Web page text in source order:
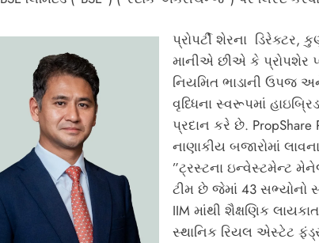
પ્રોપર્ટી શેરના
માનીએ છીએ કે પ્રોપશેર
નિયમિત ભાડાની ઉપજ
વૃધ્ધિના સ્વરૂપમાં
પ્રદાન કરે છે.
નાણાકીય બજારોમાં
”ટ્રસ્ટના ઇન્વેસ્ટમેન્ટ
ટીમ છે જેમાં 43
IIM માંથી શૈક્ષણિક
સ્થાનિક રિયલ એસ્ટેટ